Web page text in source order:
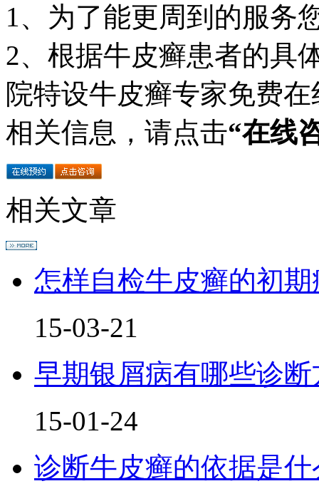
1、为了能更周到的服务
2、根据牛皮癣患者的具
院特设牛皮癣专家免费
相关信息，请点击“在线
相关文章
怎样自检牛皮癣的初期
15-03-21
早期银屑病有哪些诊断
15-01-24
诊断牛皮癣的依据是什